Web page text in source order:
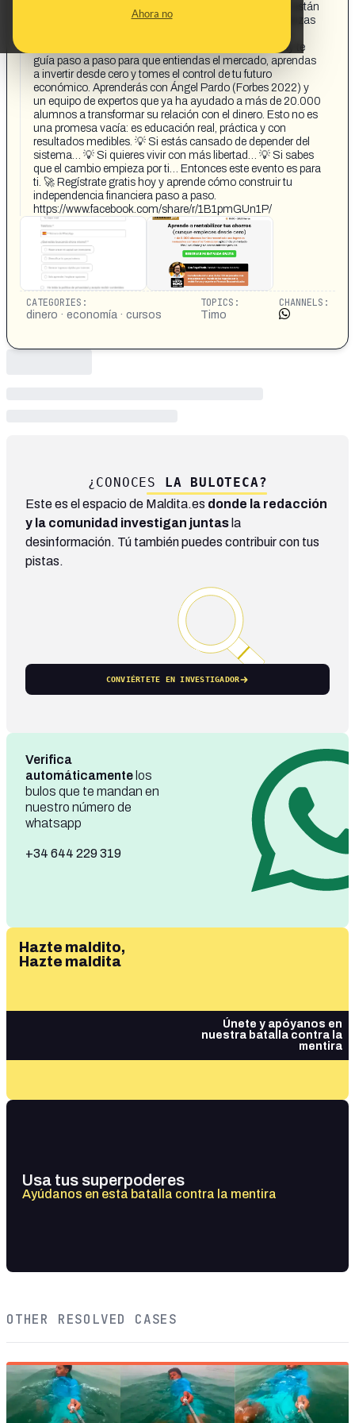
Ahora no
Finanzas PRO, descubrirás cómo personas comunes están
logrando resultados extraordinarios gracias a las Finanzas
accesible de invertir. Durante 5 días, Metapro Academy te
guía paso a paso para que entiendas el mercado, aprendas
a invertir desde cero y tomes el control de tu futuro
económico. Aprenderás con Ángel Pardo (Forbes 2022) y
un equipo de expertos que ya ha ayudado a más de 20.000
alumnos a transformar su relación con el dinero. Esto no es
una promesa vacía: es educación real, práctica y con
resultados medibles. 💡 Si estás cansado de depender del
sistema… 💡 Si quieres vivir con más libertad… 💡 Si sabes
que el cambio empieza por ti… Entonces este evento es para
ti. 🚀 Regístrate gratis hoy y aprende cómo construir tu
independencia financiera paso a paso.
https://www.facebook.com/share/r/1B1pmGUn1P/
CATEGORIES:
dinero · economía · cursos
TOPICS:
Timo
CHANNELS:
¿CONOCES LA BULOTECA?
Este es el espacio de Maldita.es donde la redacción
y la comunidad investigan juntas la
desinformación. Tú también puedes contribuir con tus
pistas.
CONVIÉRTETE EN INVESTIGADOR
Verifica
automáticamente los
bulos que te mandan en
nuestro número de
whatsapp
+34 644 229 319
Hazte maldito,
Hazte maldita
Únete y apóyanos en
nuestra batalla contra la
mentira
Usa tus superpoderes
Ayúdanos en esta batalla contra la mentira
OTHER RESOLVED CASES